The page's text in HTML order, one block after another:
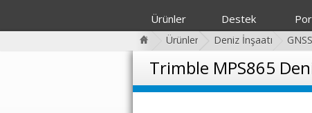
Ürünler Destek
Ürünler Deniz İnşaatı
Trimble MPS865